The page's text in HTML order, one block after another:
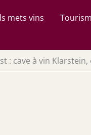
mets vins
: cave à vin